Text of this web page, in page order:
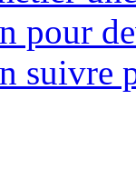
pour
suivre